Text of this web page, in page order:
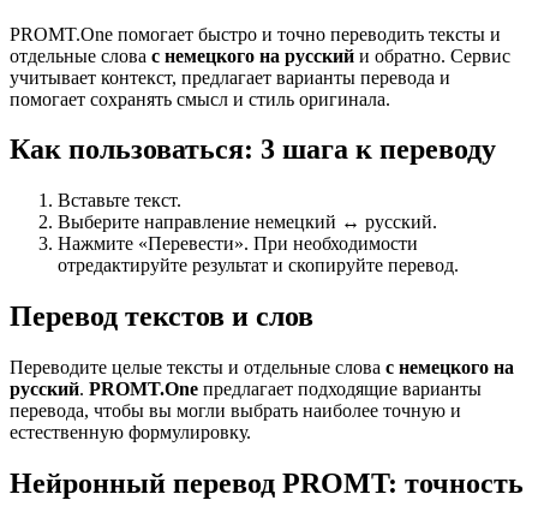
PROMT.One помогает быстро и точно переводить тексты и
отдельные слова с немецкого на русский и обратно. Сервис
учитывает контекст, предлагает варианты перевода и
помогает сохранять смысл и стиль оригинала.
Как пользоваться: 3 шага к переводу
Вставьте текст.
Выберите направление немецкий ↔ русский.
Нажмите «Перевести». При необходимости
отредактируйте результат и скопируйте перевод.
Перевод текстов и слов
Переводите целые тексты и отдельные слова с немецкого на
русский. PROMT.One предлагает подходящие варианты
перевода, чтобы вы могли выбрать наиболее точную и
естественную формулировку.
Нейронный перевод PROMT: точность